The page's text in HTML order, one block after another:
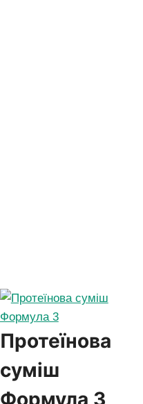
Протеїнова
суміш
Формула 3